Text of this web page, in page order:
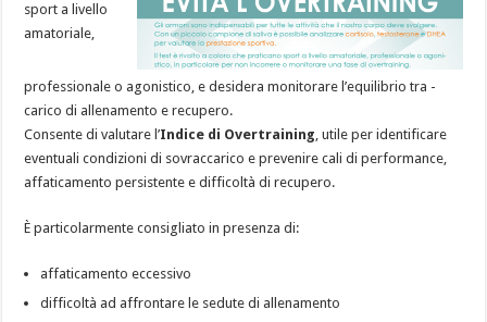
sport a livello
amatoriale,
professionale o agonistico, e desidera monitorare ­l’equilibrio tra ­
carico di allenamento e recupero.
Consente di valutare l’Indice di Overtraining , utile per identificare
eventuali condizioni di sovraccarico e prevenire cali di performance,
affaticamento ­persistente e difficoltà di recupero.
È particolarmente consigliato in presenza di:
affaticamento eccessivo
difficoltà ad affrontare le sedute di allenamento